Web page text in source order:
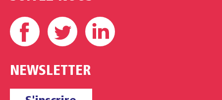
Facebook Twitter
NEWSLETTER